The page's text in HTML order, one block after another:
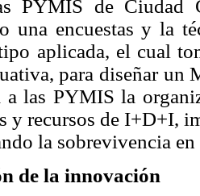
PYMIS de Ciudad
una encuestas y la
aplicada, el cual
para diseñar un
a las PYMIS la
y recursos de I+D+I,
la sobrevivencia en
de la innovación